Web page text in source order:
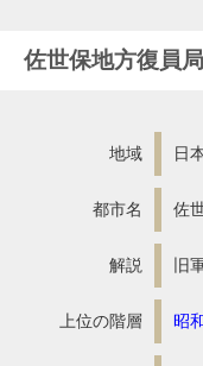
佐世保地方復員
地域 日
都市名 佐
解説 旧
上位の階層 昭